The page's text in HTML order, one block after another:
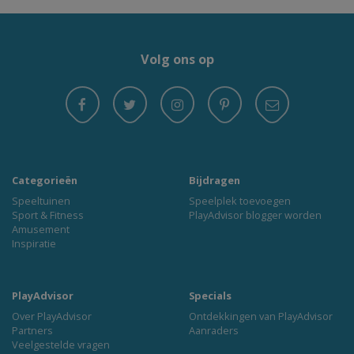
Volg ons op
Categorieën
Speeltuinen
Sport & Fitness
Amusement
Inspiratie
Bijdragen
Speelplek toevoegen
PlayAdvisor blogger worden
PlayAdvisor
Over PlayAdvisor
Partners
Veelgestelde vragen
Specials
Ontdekkingen van PlayAdvisor
Aanraders